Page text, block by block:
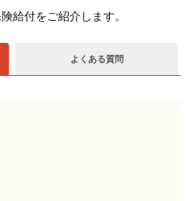
給付をご紹介します。
よくある質問